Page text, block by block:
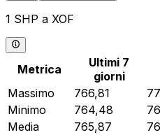
1 SHP a XOF
Metrica
Ultimi 7
giorni
Massimo
766,81
Minimo
764,48
Media
765,87